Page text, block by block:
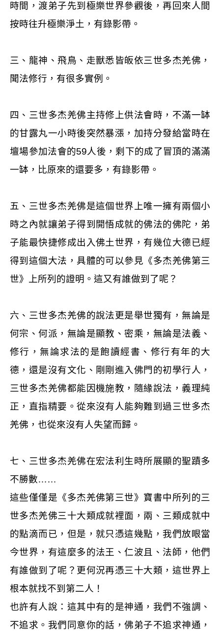
時間，渡弟子先到極樂世界參觀後，再回來人間
按時往升極樂淨土，有錄影帶。
三、龍神、飛鳥、走獸悉皆皈依三世多杰羌佛，
聞法修行，有很多實例。
四、三世多杰羌佛主持修上供法會時，不滿一缽
的甘露丸一小時後突然暴漲，加持分發給當時在
壇場參加法會的59人後，剩下的成了冒頂的滿滿
一缽，比原來的還要多，有錄影帶。
五、三世多杰羌佛是這個世界上唯一擁有兩個小
時之內就讓弟子得到開悟成就的佛法的佛陀，弟
子能最快捷修成出入佛土世界，有幾位大德已經
得到這個大法，具體的可以參見《多杰羌佛第三
世》上所列的證明。這又有誰做到了呢？
六、三世多杰羌佛的說法更是舉世獨有，無論是
何宗、何派，無論是顯教、密乘，無論是法義、
修行，無論求法的是飽讀經書、修行有年的大
德，還是沒有文化、剛剛進入佛門的初學行人，
三世多杰羌佛都能因機施教，隨緣說法，義理純
正，直指精要。從來沒有人能夠難到過三世多杰
羌佛，也從來沒有人失望而歸。
七、三世多杰羌佛在宏法利生時所展顯的聖蹟多
不勝數……
這些僅僅是《多杰羌佛第三世》寶書中所列的三
世多杰羌佛三十大類成就裡面，兩、三類成就中
的點滴而已，但是，就只憑這幾點，我們放眼當
今世界，有這麼多的法王、仁波且、法師，他們
有誰做到了呢？更何況再憑三十大類，這世界上
根本就找不到第二人！
也許有人說：這其中有的是神通，我們不強調、
不追求。我們同意你的話，佛弟子不追求神通，